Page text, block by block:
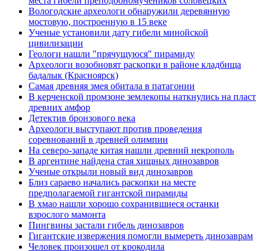
Вологодские археологи обнаружили деревянную
мостовую, построенную в 15 веке
Ученые установили дату гибели минойской
цивилизации
Геологи нашли "прячущуюся" пирамиду
Археологи возобновят раскопки в районе кладбища
бадалык (Красноярск)
Самая древняя змея обитала в патагонии
В керченской промзоне землекопы наткнулись на пласт
древних амфор
Детектив бронзового века
Археологи выступают против проведения
соревнований в древней олимпии
На северо-западе китая нашли древний некрополь
В аргентине найдена стая хищных динозавров
Ученые открыли новый вид динозавров
Близ сараево начались раскопки на месте
предполагаемой гигантской пирамиды
В хмао нашли хорошо сохранившиеся останки
взрослого мамонта
Пингвины застали гибель динозавров
Гигантские извержения помогли вымереть динозаврам
Человек произошел от крокодила